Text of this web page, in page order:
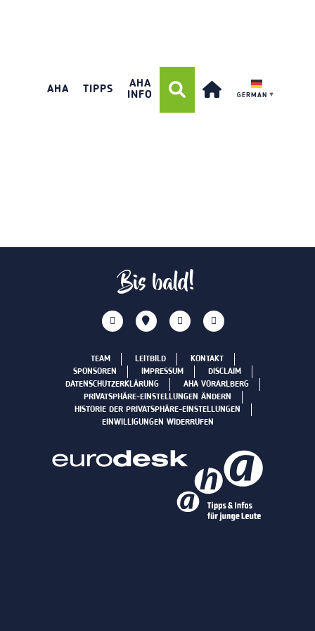
AHA TIPPS
AHA
INFO
GERMAN ▼
Bis bald!
TEAM LEITBILD
KONTAKT
SPONSOREN
IMPRESSUM
DISCLAIM
DATENSCHUTZERKLÄRUNG
AHA VORARLBERG
PRIVATSPHÄRE-EINSTELLUNGEN ÄNDERN
HISTORIE DER PRIVATSPHÄRE-EINSTELLUNGEN
EINWILLIGUNGEN WIDERRUFEN